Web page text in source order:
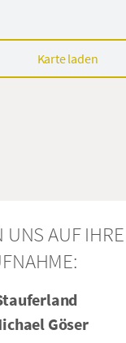
Karte laden
UNS AUF IHRE
Göser